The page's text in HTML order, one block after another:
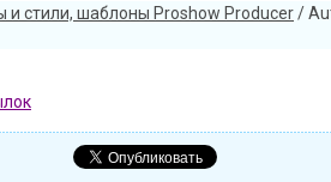
и стили, шаблоны Proshow Producer/